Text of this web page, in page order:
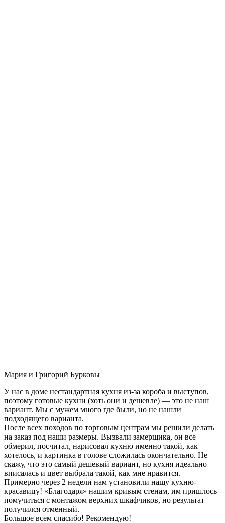
Мария и Григорий Бурковы
У нас в доме нестандартная кухня из-за короба и выступов,
поэтому готовые кухни (хоть они и дешевле) — это не наш
вариант. Мы с мужем много где были, но не нашли
подходящего варианта.
После всех походов по торговым центрам мы решили делать
на заказ под наши размеры. Вызвали замерщика, он все
обмерил, посчитал, нарисовал кухню именно такой, как
хотелось, и картинка в голове сложилась окончательно. Не
скажу, что это самый дешевый вариант, но кухня идеально
вписалась и цвет выбрала такой, как мне нравится.
Примерно через 2 недели нам установили нашу кухню-
красавицу! «Благодаря» нашим кривым стенам, им пришлось
помучиться с монтажом верхних шкафчиков, но результат
получился отменный.
Большое всем спасибо! Рекомендую!